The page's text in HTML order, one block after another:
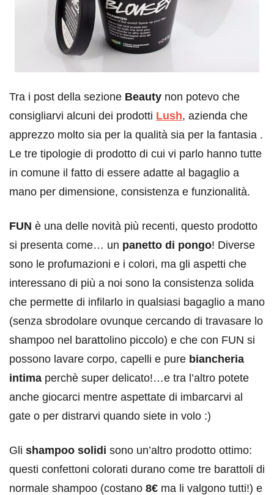
Tra i post della sezione Beauty non potevo che
consigliarvi alcuni dei prodotti Lush, azienda che
apprezzo molto sia per la qualità sia per la fantasia .
Le tre tipologie di prodotto di cui vi parlo hanno tutte
in comune il fatto di essere adatte al bagaglio a
mano per dimensione, consistenza e funzionalità.
FUN è una delle novità più recenti, questo prodotto
si presenta come… un panetto di pongo! Diverse
sono le profumazioni e i colori, ma gli aspetti che
interessano di più a noi sono la consistenza solida
che permette di infilarlo in qualsiasi bagaglio a mano
(senza sbrodolare ovunque cercando di travasare lo
shampoo nel barattolino piccolo) e che con FUN si
possono lavare corpo, capelli e pure biancheria
intima perchè super delicato!…e tra l’altro potete
anche giocarci mentre aspettate di imbarcarvi al
gate o per distrarvi quando siete in volo :)
Gli shampoo solidi sono un’altro prodotto ottimo:
questi confettoni colorati durano come tre barattoli di
normale shampoo (costano 8€ ma li valgono tutti!) e